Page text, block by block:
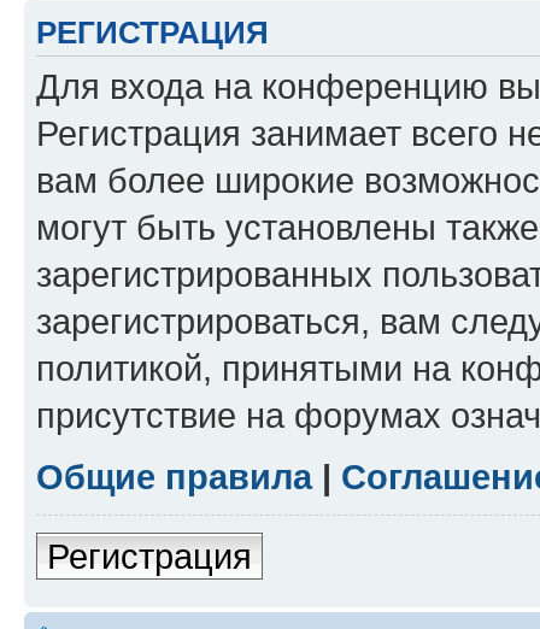
РЕГИСТРАЦИЯ
Для входа на конференцию
Регистрация занимает всего
вам более широкие
могут быть установлены
зарегистрированных
зарегистрироваться, вам
политикой, принятыми на
присутствие на форумах
Общие правила|
Регистрация